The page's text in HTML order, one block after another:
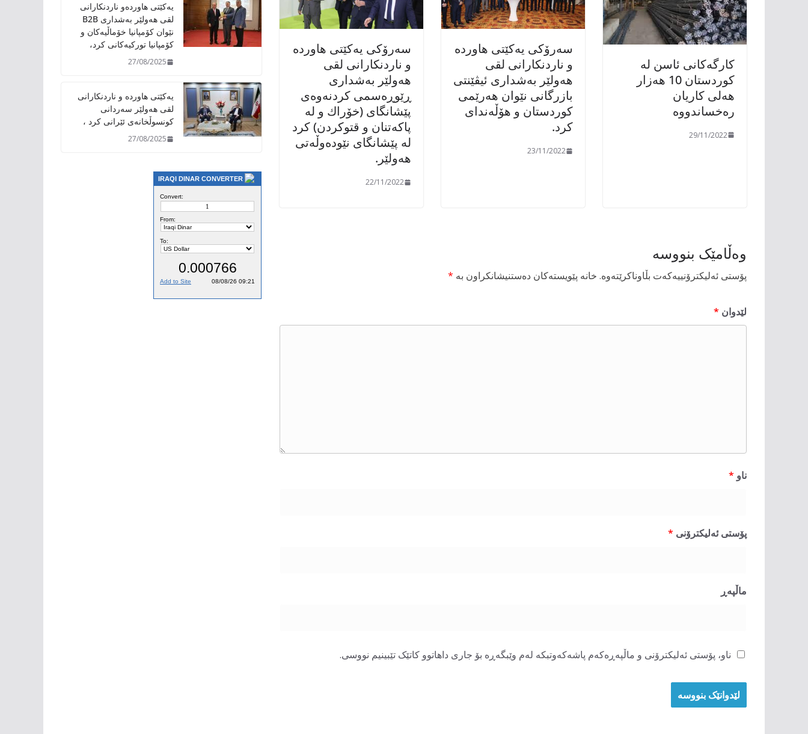
کارگەکانی ئاسن لە
کوردستان 10 هەزار
هەلی کاریان
رەخساندووە
29/11/2022
سەرۆکی یەکێتی ھاوردە
و ناردنکارانی لقی
ھەولێر بەشداری ئیڤێنتی
بازرگانی نێوان ھەرێمی
کوردستان و ھۆڵەندای
کرد.
23/11/2022
سەرۆکی یەکێتی ھاوردە
و ناردنکارانی لقی
ھەولێر بەشداری
ڕێوڕەسمی کردنەوەی
پێشانگای (خۆراك و لە
پاکەتنان و قتوکردن) کرد
لە پێشانگای نێودەوڵەتی
ھەولێر.
22/11/2022
وەڵامێک بنووسە
پۆستی ئەلیکترۆنییەکەت بڵاوناکرێتەوە. خانە پێویستەکان دەستنیشانکراون بە *
لێدوان *
ناو *
پۆستی ئەلیکترۆنی *
ماڵپه‌ڕ
ناو، پۆستی ئەلیکترۆنی و ماڵپەڕەکەم پاشەکەوتبکە لەم وێبگەڕە بۆ جاری داهاتوو کاتێک تێبینیم نووسی.
یەکێتی هاوردەو ناردنکارانی
لقی هەولێر بەشداری B2B
نێوان کۆمپانیا خۆماڵیەکان و
کۆمپانیا تورکیەکانی کرد،
27/08/2025
یەکێتی هاوردە و ناردنکارانی
لقی هەولێر سەردانی
کونسوڵخانەی ئێرانی کرد ،
27/08/2025
IRAQI DINAR CONVERTER